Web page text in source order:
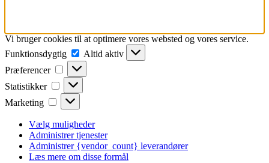
Vi bruger cookies til at optimere vores websted og vores service.
Funktionsdygtig
Funktionsdygtig
Altid aktiv
Præferencer
Præferencer
Statistikker Statistikker
Marketing Marketing
Vælg muligheder
Administrer tjenester
Administrer {vendor_count} leverandører
Læs mere om disse formål